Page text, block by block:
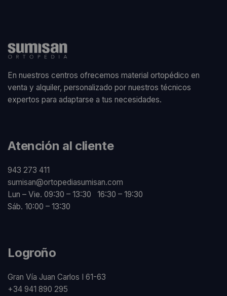
En nuestros centros ofrecemos material ortopédico en
venta y alquiler, personalizado por nuestros técnicos
expertos para adaptarse a tus necesidades.
Atención al cliente
943 273 411
sumisan@ortopediasumisan.com
Lun – Vie. 09:30 – 13:30 16:30 – 19:30
Sáb. 10:00 – 13:30
Logroño
Gran Vía Juan Carlos I 61-63
+34 941 890 295